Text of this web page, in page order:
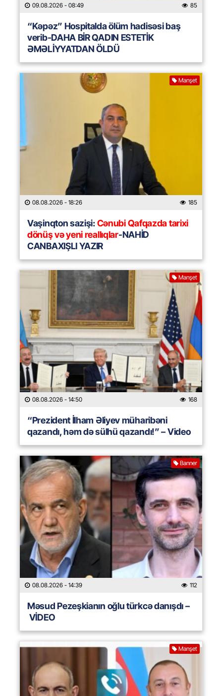
09.08.2026 - 08:49 85
“Kəpəz” Hospitalda ölüm hadisəsi baş
verib-DAHA BİR QADIN ESTETİK
ƏMƏLİYYATDAN ÖLDÜ
Manşet
08.08.2026 - 18:26 185
Vaşinqton sazişi:Cənubi Qafqazda tarixi
dönüş və yeni reallıqlar-NAHİD
CANBAXIŞLI YAZIR
Manşet
08.08.2026 - 14:50 168
“Prezident İlham Əliyev müharibəni
qazandı, həm də sülhü qazandı!” – Video
Banner
08.08.2026 - 14:39 112
Məsud Pezeşkianın oğlu türkcə danışdı –
VİDEO
Manşet